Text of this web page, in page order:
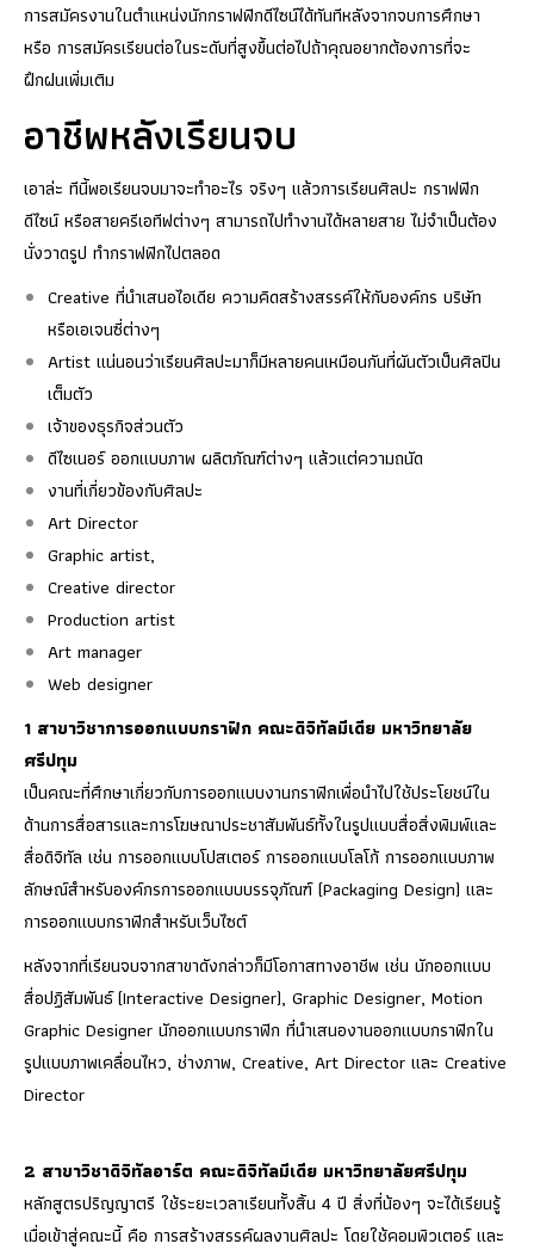
การสมัครงานในตำแหน่งนักกราฟฟิกดีไซน์ได้ทันทีหลังจากจบการศึกษา
หรือ การสมัครเรียนต่อในระดับที่สูงขึ้นต่อไปถ้าคุณอยากต้องการที่จะ
ฝึกฝนเพิ่มเติม
อาชีพหลังเรียนจบ
เอาล่ะ ทีนี้พอเรียนจบมาจะทำอะไร จริงๆ แล้วการเรียนศิลปะ กราฟฟิก
ดีไซน์ หรือสายครีเอทีฟต่างๆ สามารถไปทำงานได้หลายสาย ไม่จำเป็นต้อง
นั่งวาดรูป ทำกราฟฟิกไปตลอด
Creative ที่นำเสนอไอเดีย ความคิดสร้างสรรค์ให้กับองค์กร บริษัท
หรือเอเจนซี่ต่างๆ
Artist แน่นอนว่าเรียนศิลปะมาก็มีหลายคนเหมือนกันที่ผันตัวเป็นศิลปิน
เต็มตัว
เจ้าของธุรกิจส่วนตัว
ดีไซเนอร์ ออกแบบภาพ ผลิตภัณฑ์ต่างๆ แล้วแต่ความถนัด
งานที่เกี่ยวข้องกับศิลปะ
Art Director
Graphic artist,
Creative director
Production artist
Art manager
Web designer
1 สาขาวิชาการออกแบบกราฟิก คณะดิจิทัลมีเดีย มหาวิทยาลัย
ศรีปทุม
เป็นคณะที่ศึกษาเกี่ยวกับการออกแบบงานกราฟิกเพื่อนำไปใช้ประโยชน์ใน
ด้านการสื่อสารและการโฆษณาประชาสัมพันธ์ทั้งในรูปแบบสื่อสิ่งพิมพ์และ
สื่อดิจิทัล เช่น การออกแบบโปสเตอร์ การออกแบบโลโก้ การออกแบบภาพ
ลักษณ์สำหรับองค์กรการออกแบบบรรจุภัณฑ์ (Packaging Design) และ
การออกแบบกราฟิกสำหรับเว็บไซต์
หลังจากที่เรียนจบจากสาขาดังกล่าวก็มีโอกาสทางอาชีพ เช่น นักออกแบบ
สื่อปฏิสัมพันธ์ (Interactive Designer), Graphic Designer, Motion
Graphic Designer นักออกแบบกราฟิก ที่นำเสนองานออกแบบกราฟิกใน
รูปแบบภาพเคลื่อนไหว, ช่างภาพ, Creative, Art Director และ Creative
Director
2 สาขาวิชาดิจิทัลอาร์ต คณะดิจิทัลมีเดีย มหาวิทยาลัยศรีปทุม
หลักสูตรปริญญาตรี ใช้ระยะเวลาเรียนทั้งสิ้น 4 ปี สิ่งที่น้องๆ จะได้เรียนรู้
เมื่อเข้าสู่คณะนี้ คือ การสร้างสรรค์ผลงานศิลปะ โดยใช้คอมพิวเตอร์ และ